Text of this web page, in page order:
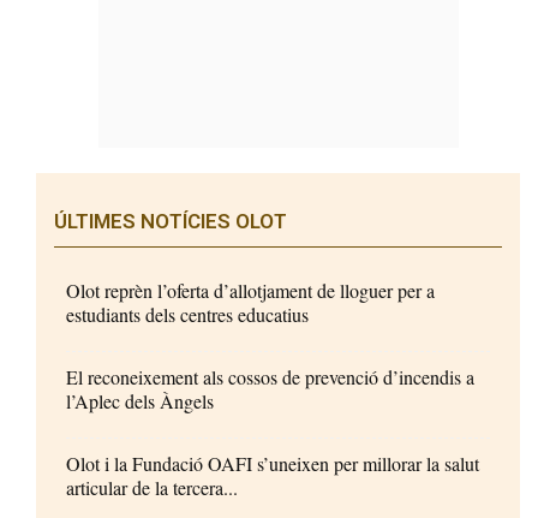
ÚLTIMES NOTÍCIES OLOT
Olot reprèn l’oferta d’allotjament de lloguer per a
estudiants dels centres educatius
El reconeixement als cossos de prevenció d’incendis a
l’Aplec dels Àngels
Olot i la Fundació OAFI s’uneixen per millorar la salut
articular de la tercera...